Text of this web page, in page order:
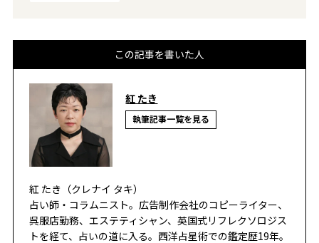
この記事を書いた人
紅 たき
執筆記事一覧を見る
紅 たき（クレナイ タキ）
占い師・コラムニスト。広告制作会社のコピーライター、
呉服店勤務、エステティシャン、英国式リフレクソロジス
トを経て、占いの道に入る。西洋占星術での鑑定歴19年。